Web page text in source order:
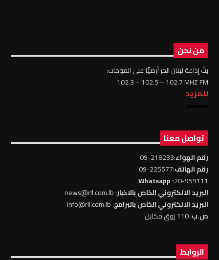
من نحن
بثّ إذاعة لبنان الحر أرضيًّا على الموجات:
102.3 – 102.5 – 102.7 MHZ FM
للمزيد
تواصل معنا
رقم الهواء:218233-09
رقم الهاتف:225577-09
70-959111
: Whatsapp
البريد الالكتروني الخاص بالاخبار: news@rll.com.lb
البريد الالكتروني الخاص بالبرامج: info@rll.com.lb
ص.ب: 110 زوق مكايل
الروابط